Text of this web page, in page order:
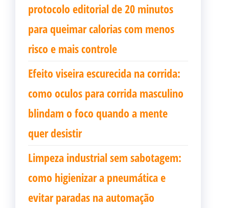
protocolo editorial de 20 minutos
para queimar calorias com menos
risco e mais controle
Efeito viseira escurecida na corrida:
como oculos para corrida masculino
blindam o foco quando a mente
quer desistir
Limpeza industrial sem sabotagem:
como higienizar a pneumática e
evitar paradas na automação